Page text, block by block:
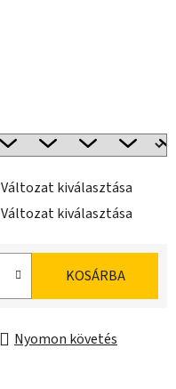
Változat kiválasztása
Változat kiválasztása
KOSÁRBA
Nyomon követés